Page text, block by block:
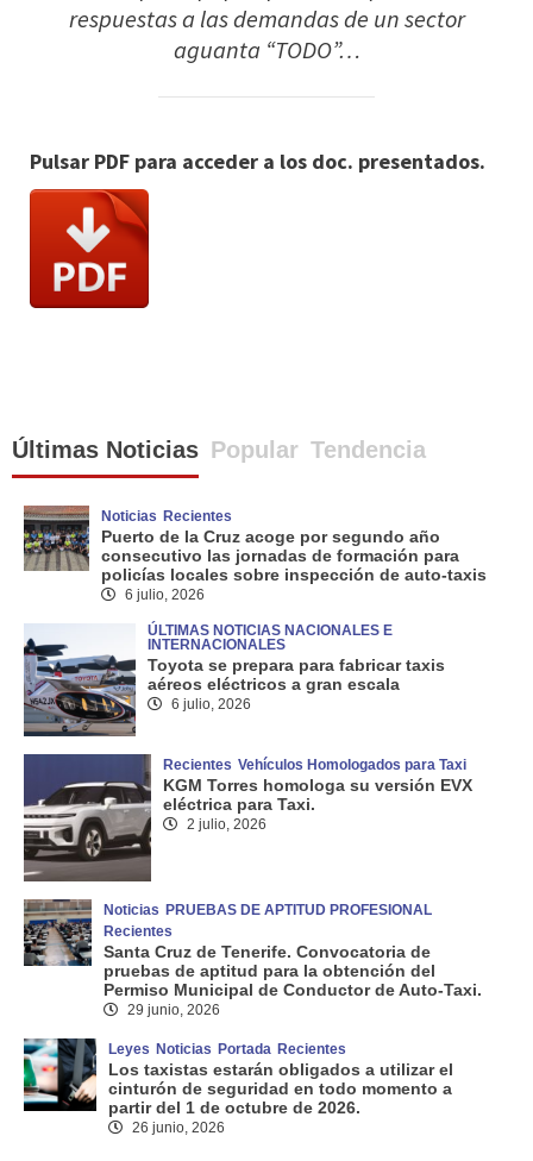
respuestas a las demandas de un sector
aguanta “TODO”…
Pulsar PDF para acceder a los doc. presentados.
Últimas Noticias Popular Tendencia
Noticias Recientes
Puerto de la Cruz acoge por segundo año
consecutivo las jornadas de formación para
policías locales sobre inspección de auto-taxis
6 julio, 2026
ÚLTIMAS NOTICIAS NACIONALES E
INTERNACIONALES
Toyota se prepara para fabricar taxis
aéreos eléctricos a gran escala
6 julio, 2026
Recientes Vehículos Homologados para Taxi
KGM Torres homologa su versión EVX
eléctrica para Taxi.
2 julio, 2026
Noticias PRUEBAS DE APTITUD PROFESIONAL
Recientes
Santa Cruz de Tenerife. Convocatoria de
pruebas de aptitud para la obtención del
Permiso Municipal de Conductor de Auto-Taxi.
29 junio, 2026
Leyes Noticias Portada Recientes
Los taxistas estarán obligados a utilizar el
cinturón de seguridad en todo momento a
partir del 1 de octubre de 2026.
26 junio, 2026